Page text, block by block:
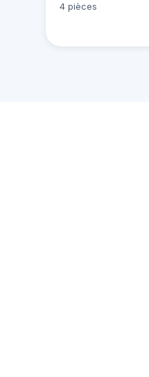
4 pièces